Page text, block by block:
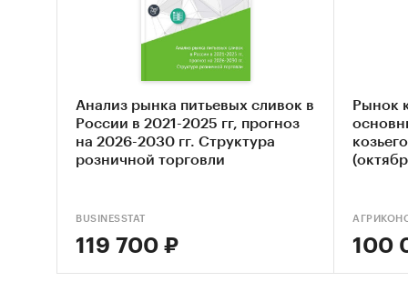
По
и
расти
на
Анализ рынка питьевых сливок в
России в 2021-2025 гг, прогноз
на 2026-2030 гг. Структура
розничной торговли
BUSINESSTAT
119 700 ₽
Рынок
100